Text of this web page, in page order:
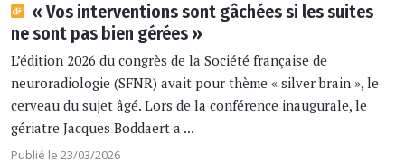
« Vos interventions sont gâchées si les suites
ne sont pas bien gérées »
L’édition 2026 du congrès de la Société française de
neuroradiologie (SFNR) avait pour thème « silver brain », le
cerveau du sujet âgé. Lors de la conférence inaugurale, le
gériatre Jacques Boddaert a ...
Publié le 23/03/2026